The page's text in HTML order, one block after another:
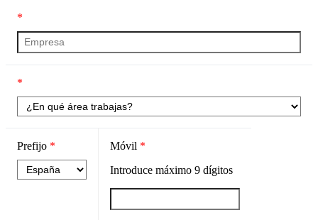
*
*
Prefijo * Móvil *
Introduce máximo 9dígitos